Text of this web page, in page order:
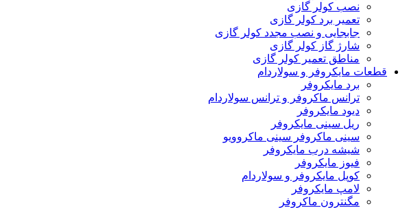
نصب کولر گازی
تعمیر برد کولر گازی
جابجایی و نصب مجدد کولر گازی
شارژ گاز کولر گازی
مناطق تعمیر کولر گازی
قطعات مایکروفر و سولاردام
برد مایکروفر
ترانس ماکروفر و ترانس سولاردام
دیود مایکروفر
ریل سینی مایکروفر
سینی ماکروفر سینی ماکروویو
شیشه درب مایکروفر
فیوز مایکروفر
کوپل مایکروفر و سولاردام
لامپ مایکروفر
مگنترون ماکروفر